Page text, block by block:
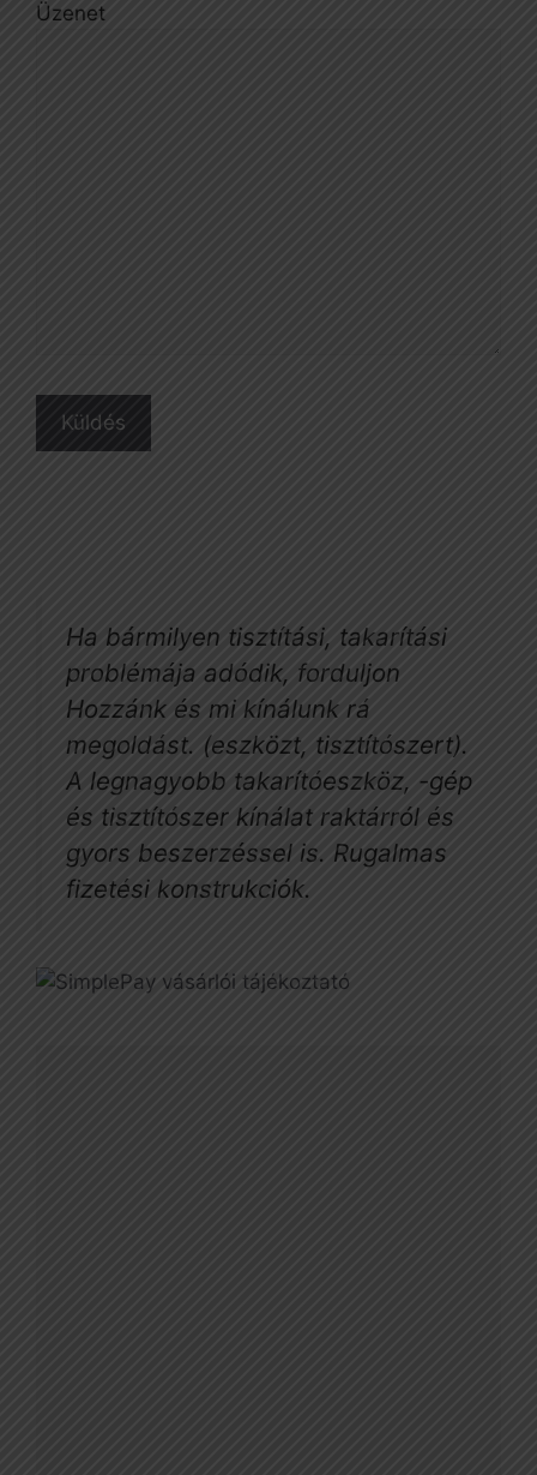
Üzenet
Ha bármilyen tisztítási, takarítási
problémája adódik, forduljon
Hozzánk és mi kínálunk rá
megoldást. (eszközt, tisztítószert).
A legnagyobb takarítóeszköz, -gép
és tisztítószer kínálat raktárról és
gyors beszerzéssel is. Rugalmas
fizetési konstrukciók.